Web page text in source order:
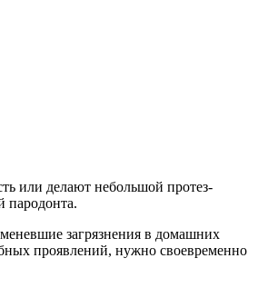
или делают небольшой протез-
пародонта.
загрязнения в домашних
проявлений, нужно своевременно